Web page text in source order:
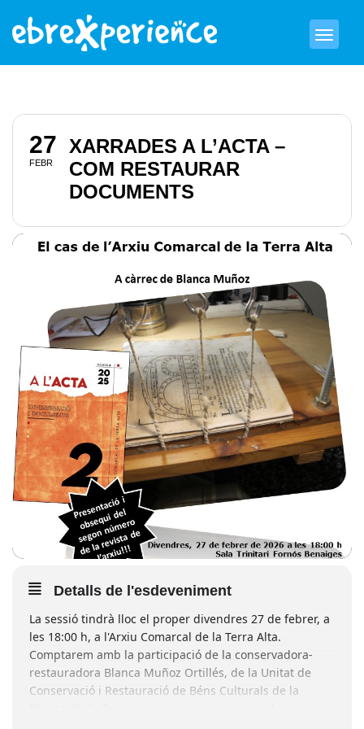
27
FEBR
XARRADES A L’ACTA –
COM RESTAURAR
DOCUMENTS
Detalls de l'esdeveniment
La sessió tindrà lloc el proper divendres 27 de febrer, a
les 18:00 h, a l'Arxiu Comarcal de la Terra Alta.
Comptarem amb la participació de la conservadora-
restauradora Blanca Muñoz Ortillés, de la Unitat de
Conservació i Restauració de Béns Culturals de la